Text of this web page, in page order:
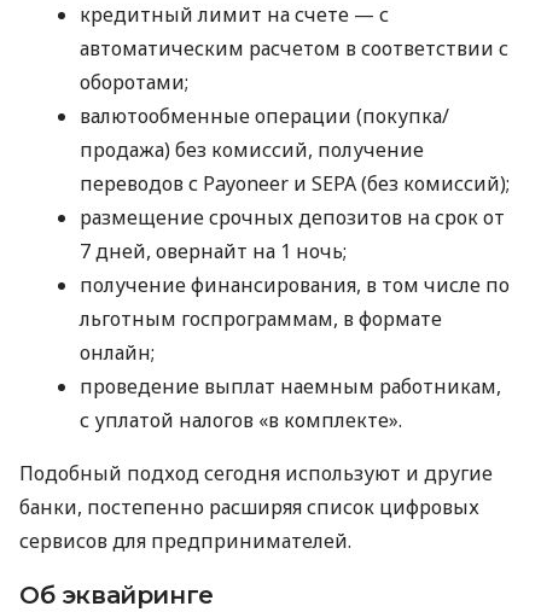
кредитный лимит на счете — с
автоматическим расчетом в соответствии с
оборотами;
валютообменные операции (покупка/
продажа) без комиссий, получение
переводов с Payoneer и SEPA (без комиссий);
размещение срочных депозитов на срок от
7 дней, овернайт на 1 ночь;
получение финансирования, в том числе по
льготным госпрограммам, в формате
онлайн;
проведение выплат наемным работникам,
с уплатой налогов «в комплекте».
Подобный подход сегодня используют и другие
банки, постепенно расширяя список цифровых
сервисов для предпринимателей.
Об эквайринге